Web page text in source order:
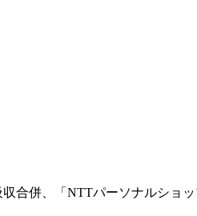
合併、「NTTパーソナルショ